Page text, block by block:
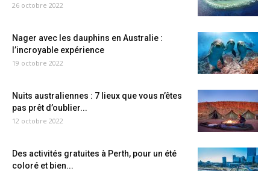
26 octobre 2022
Nager avec les dauphins en Australie :
l’incroyable expérience
19 octobre 2022
Nuits australiennes : 7 lieux que vous n’êtes
pas prêt d’oublier...
12 octobre 2022
Des activités gratuites à Perth, pour un été
coloré et bien...